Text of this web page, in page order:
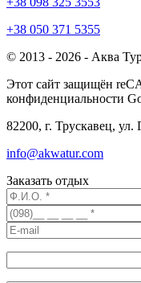
+38 050 371 5355
© 2013 - 2026 - Аква
Этот сайт защищён
конфиденциальности
82200, г. Трускавец,
info@akwatur.com
Заказать отдых